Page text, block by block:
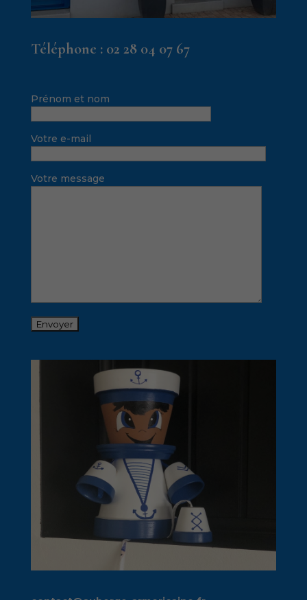
Téléphone : 02 28 04 07 67
Prénom et nom
Votre e-mail
Votre message